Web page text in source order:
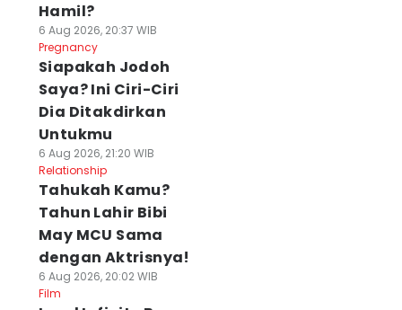
Hamil?
6 Aug 2026, 20:37 WIB
Pregnancy
Siapakah Jodoh
Saya? Ini Ciri-Ciri
Dia Ditakdirkan
Untukmu
6 Aug 2026, 21:20 WIB
Relationship
Tahukah Kamu?
Tahun Lahir Bibi
May MCU Sama
dengan Aktrisnya!
6 Aug 2026, 20:02 WIB
Film